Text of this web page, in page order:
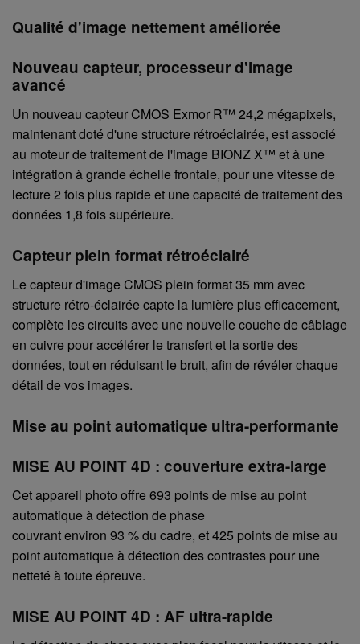
Qualité d'image nettement améliorée
Nouveau capteur, processeur d'image
avancé
Un nouveau capteur CMOS Exmor R™ 24,2 mégapixels,
maintenant doté d'une structure rétroéclairée, est associé
au moteur de traitement de l'image BIONZ X™ et à une
intégration à grande échelle frontale, pour une vitesse de
lecture 2 fois plus rapide et une capacité de traitement des
données 1,8 fois supérieure.
Capteur plein format rétroéclairé
Le capteur d'image CMOS plein format 35 mm avec
structure rétro-éclairée capte la lumière plus efficacement,
complète les circuits avec une nouvelle couche de câblage
en cuivre pour accélérer le transfert et la sortie des
données, tout en réduisant le bruit, afin de révéler chaque
détail de vos images.
Mise au point automatique ultra-performante
MISE AU POINT 4D : couverture extra-large
Cet appareil photo offre 693 points de mise au point
automatique à détection de phase
couvrant environ 93 % du cadre, et 425 points de mise au
point automatique à détection des contrastes pour une
netteté à toute épreuve.
MISE AU POINT 4D : AF ultra-rapide